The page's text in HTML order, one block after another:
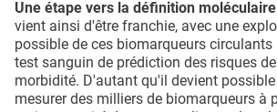
Une étape vers la définition
vient ainsi d'être franchie, avec une
possible de ces biomarqueurs
test sanguin de prédiction des risques
morbidité. D'autant qu'il devient
mesurer des milliers de biomarqueurs à